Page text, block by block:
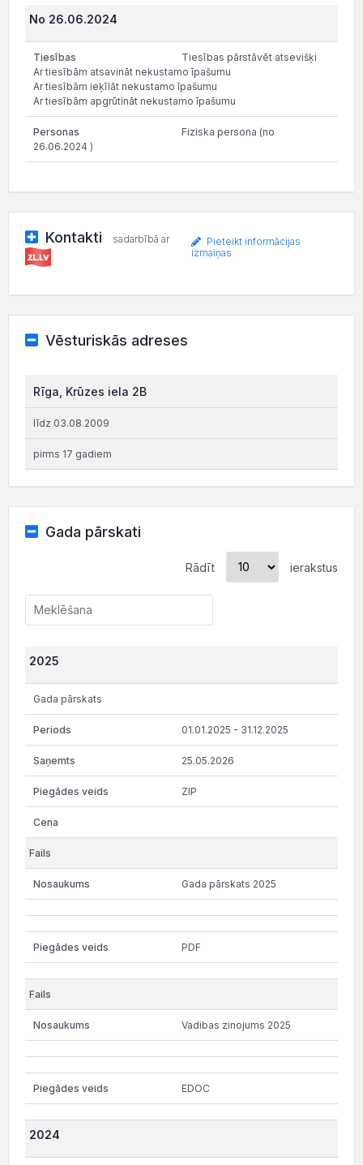
No 26.06.2024
Tiesības pārstāvēt atsevišķi
Ar tiesībām atsavināt nekustamo īpašumu
Ar tiesībām ieķīlāt nekustamo īpašumu
Ar tiesībām apgrūtināt nekustamo īpašumu
Fiziska persona (no
26.06.2024 )
Kontakti sadarbībā ar
Pieteikt informācijas
izmaiņas
Vēsturiskās adreses
Rīga, Krūzes iela 2B
līdz 03.08.2009
pirms 17 gadiem
Gada pārskati
Rādīt ierakstus
2025
Gada pārskats
01.01.2025 - 31.12.2025
25.05.2026
ZIP
Gada pārskats 2025
PDF
Vadibas zinojums 2025
EDOC
2024